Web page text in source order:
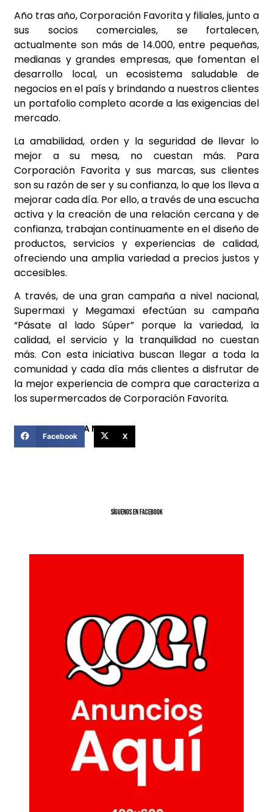
Año tras año, Corporación Favorita y filiales, junto a
sus socios comerciales, se fortalecen,
actualmente son más de 14.000, entre pequeñas,
medianas y grandes empresas, que fomentan el
desarrollo local, un ecosistema saludable de
negocios en el país y brindando a nuestros clientes
un portafolio completo acorde a las exigencias del
mercado.
La amabilidad, orden y la seguridad de llevar lo
mejor a su mesa, no cuestan más. Para
Corporación Favorita y sus marcas, sus clientes
son su razón de ser y su confianza, lo que los lleva a
mejorar cada día. Por ello, a través de una escucha
activa y la creación de una relación cercana y de
confianza, trabajan continuamente en el diseño de
productos, servicios y experiencias de calidad,
ofreciendo una amplia variedad a precios justos y
accesibles.
A través, de una gran campaña a nivel nacional,
Supermaxi y Megamaxi efectúan su campaña
“Pásate al lado Súper” porque la variedad, la
calidad, el servicio y la tranquilidad no cuestan
más. Con esta iniciativa buscan llegar a toda la
comunidad y cada día más clientes a disfrutar de
la mejor experiencia de compra que caracteriza a
los supermercados de Corporación Favorita.
COMPARTIR ESTA NOTICIA
Facebook X
SíGUENOS EN FACEBOOK